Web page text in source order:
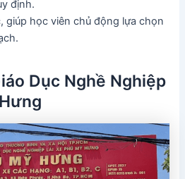
định.
giúp học viên chủ động lựa chọn
Dục Nghề Nghiệp